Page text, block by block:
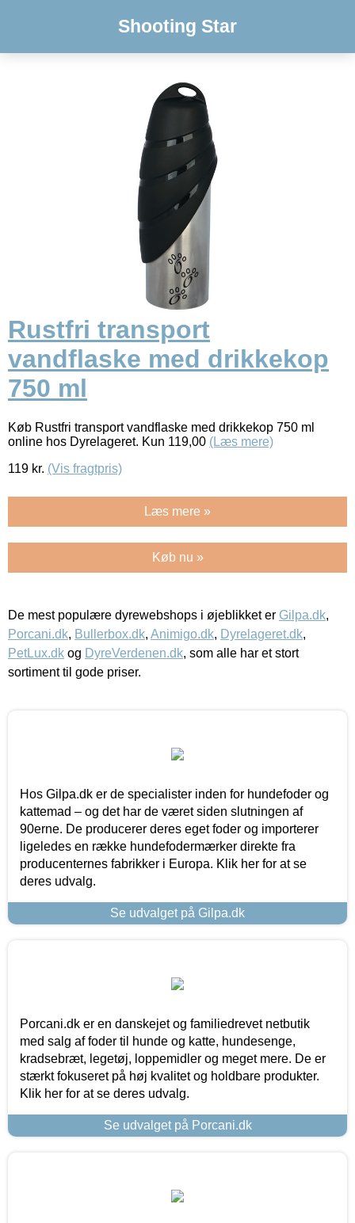
Shooting Star
Rustfri transport
vandflaske med drikkekop
750 ml
Køb Rustfri transport vandflaske med drikkekop 750 ml
online hos Dyrelageret. Kun 119,00 (Læs mere)
119 kr. (Vis fragtpris)
Læs mere »
Køb nu »
De mest populære dyrewebshops i øjeblikket er Gilpa.dk,
Porcani.dk, Bullerbox.dk, Animigo.dk, Dyrelageret.dk,
PetLux.dk og DyreVerdenen.dk, som alle har et stort
sortiment til gode priser.
Hos Gilpa.dk er de specialister inden for hundefoder og
kattemad – og det har de været siden slutningen af
90erne. De producerer deres eget foder og importerer
ligeledes en række hundefodermærker direkte fra
producenternes fabrikker i Europa. Klik her for at se
deres udvalg.
Se udvalget på Gilpa.dk
Porcani.dk er en danskejet og familiedrevet netbutik
med salg af foder til hunde og katte, hundesenge,
kradsebræt, legetøj, loppemidler og meget mere. De er
stærkt fokuseret på høj kvalitet og holdbare produkter.
Klik her for at se deres udvalg.
Se udvalget på Porcani.dk